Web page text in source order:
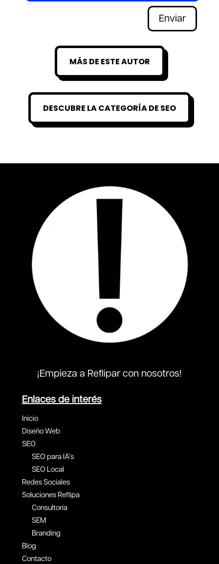
Enviar
MÁS DE ESTE AUTOR
DESCUBRE LA CATEGORÍA DE SEO
¡Empieza a Reflipar con nosotros!
Enlaces de interés
Inicio
Diseño Web
SEO
SEO para IA’s
SEO Local
Redes Sociales
Soluciones Reflipa
Consultoría
SEM
Branding
Blog
Contacto